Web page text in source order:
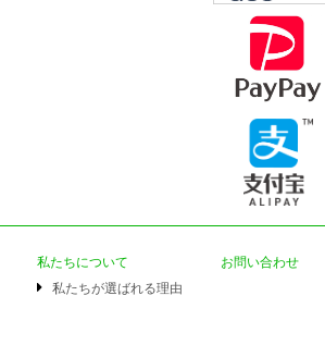
私たちについて
私たちが選ばれる理由
お問い合わせ